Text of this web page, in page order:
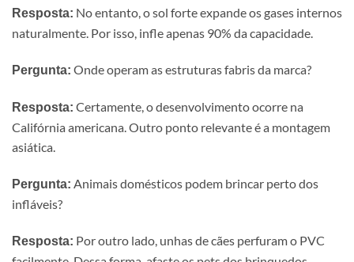
Resposta: No entanto, o sol forte expande os gases internos
naturalmente. Por isso, infle apenas 90% da capacidade.
Pergunta: Onde operam as estruturas fabris da marca?
Resposta: Certamente, o desenvolvimento ocorre na
Califórnia americana. Outro ponto relevante é a montagem
asiática.
Pergunta: Animais domésticos podem brincar perto dos
infláveis?
Resposta: Por outro lado, unhas de cães perfuram o PVC